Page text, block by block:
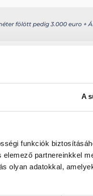
A
funkciók
partnereinkkel
olyan adatokkal,
Hajófenék területe: 1,36
fölött pedig 3.000 euro +
Visszahívást